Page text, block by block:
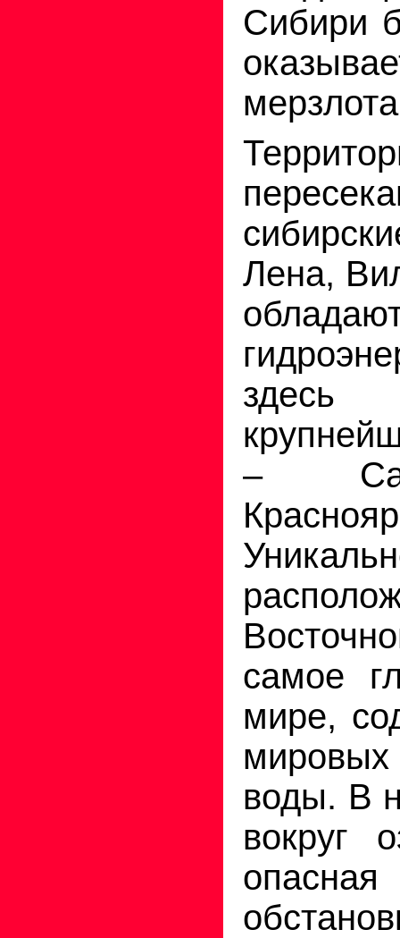
Сибири
Лена,
–
самое
мире,
мировых
воды. В
вокруг